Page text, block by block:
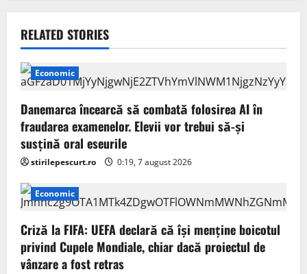
v
i
g
a
t
i
o
n
RELATED STORIES
Economic
Danemarca încearcă să combată folosirea AI în
fraudarea examenelor. Elevii vor trebui să-şi
susţină oral eseurile
stirilepescurt.ro 0:19, 7 august 2026
Economic
Criză la FIFA: UEFA declară că îşi menţine boicotul
privind Cupele Mondiale, chiar dacă proiectul de
vânzare a fost retras